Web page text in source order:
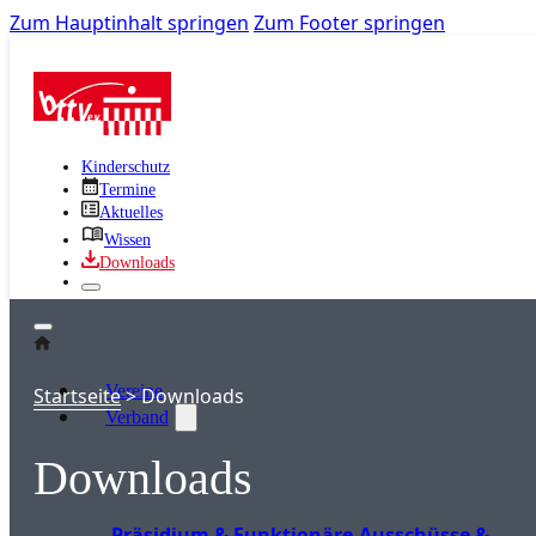
Zum Hauptinhalt springen Zum Footer springen
Kinderschutz
Termine
Aktuelles
Wissen
Downloads
Vereine
Verband
Startseite>Downloads
Downloads